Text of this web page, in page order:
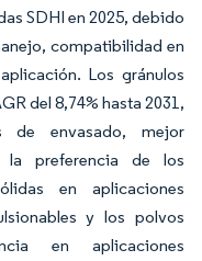
SDHI en 2025, debido
compatibilidad en
Los gránulos
del 8,74% hasta 2031,
de envasado, mejor
la preferencia de los
en aplicaciones
y los polvos
en aplicaciones